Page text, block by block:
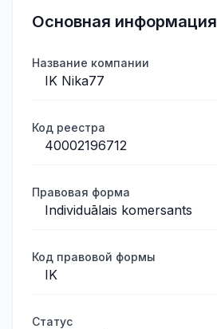
Основная информация
Название компании
IK Nika77
Код реестра
40002196712
Правовая форма
Individuālais komersants
Код правовой формы
IK
Статус